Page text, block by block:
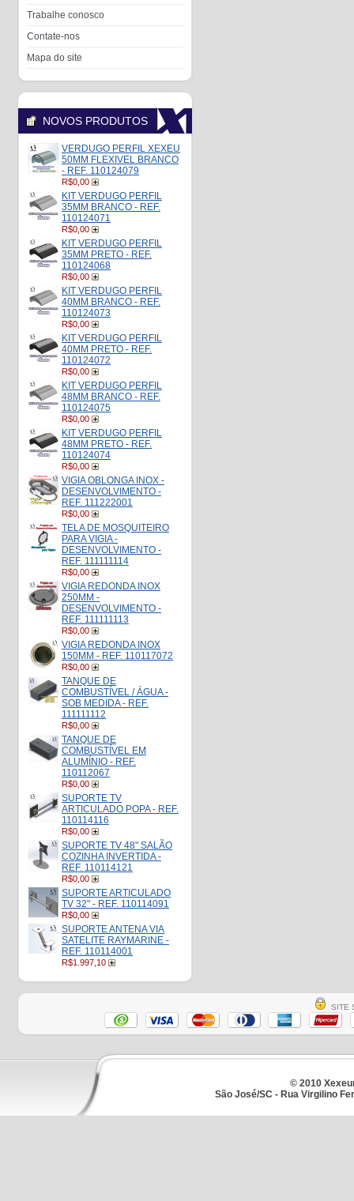
Trabalhe conosco
Contate-nos
Mapa do site
NOVOS PRODUTOS
VERDUGO PERFIL XEXEU
50MM FLEXIVEL BRANCO
- REF. 110124079
R$0,00
KIT VERDUGO PERFIL
35MM BRANCO - REF.
110124071
R$0,00
KIT VERDUGO PERFIL
35MM PRETO - REF.
110124068
R$0,00
KIT VERDUGO PERFIL
40MM BRANCO - REF.
110124073
R$0,00
KIT VERDUGO PERFIL
40MM PRETO - REF.
110124072
R$0,00
KIT VERDUGO PERFIL
48MM BRANCO - REF.
110124075
R$0,00
KIT VERDUGO PERFIL
48MM PRETO - REF.
110124074
R$0,00
VIGIA OBLONGA INOX -
DESENVOLVIMENTO -
REF. 111222001
R$0,00
TELA DE MOSQUITEIRO
PARA VIGIA -
DESENVOLVIMENTO -
REF. 111111114
R$0,00
VIGIA REDONDA INOX
250MM -
DESENVOLVIMENTO -
REF. 111111113
R$0,00
VIGIA REDONDA INOX
150MM - REF. 110117072
R$0,00
TANQUE DE
COMBUSTÍVEL / ÁGUA -
SOB MEDIDA - REF.
111111112
R$0,00
TANQUE DE
COMBUSTÍVEL EM
ALUMÍNIO - REF.
110112067
R$0,00
SUPORTE TV
ARTICULADO POPA - REF.
110114116
R$0,00
SUPORTE TV 48" SALÃO
COZINHA INVERTIDA -
REF. 110114121
R$0,00
SUPORTE ARTICULADO
TV 32" - REF. 110114091
R$0,00
SUPORTE ANTENA VIA
SATELITE RAYMARINE -
REF. 110114001
R$1.997,10
SITE
© 2010
São José/SC - Rua Virgilino